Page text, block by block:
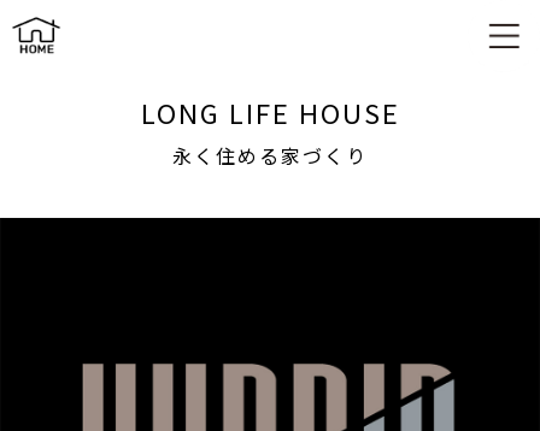
永く住める家づくり
LONG LIFE HOUSE
永く住める家づくり